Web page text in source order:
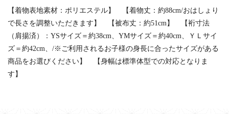
【着物表地素材：ポリエステル】 【着物丈：約88cm/おはしょり
で長さを調整いただきます】 【被布丈：約51cm】 【裄寸法
（肩揚済）：YSサイズ＝約38cm、YMサイズ＝約40cm、ＹＬサイ
ズ＝約42cm、/※ご利用されるお子様の身長に合ったサイズがある
商品をお選びください】 【身幅は標準体型での対応となりま
す】